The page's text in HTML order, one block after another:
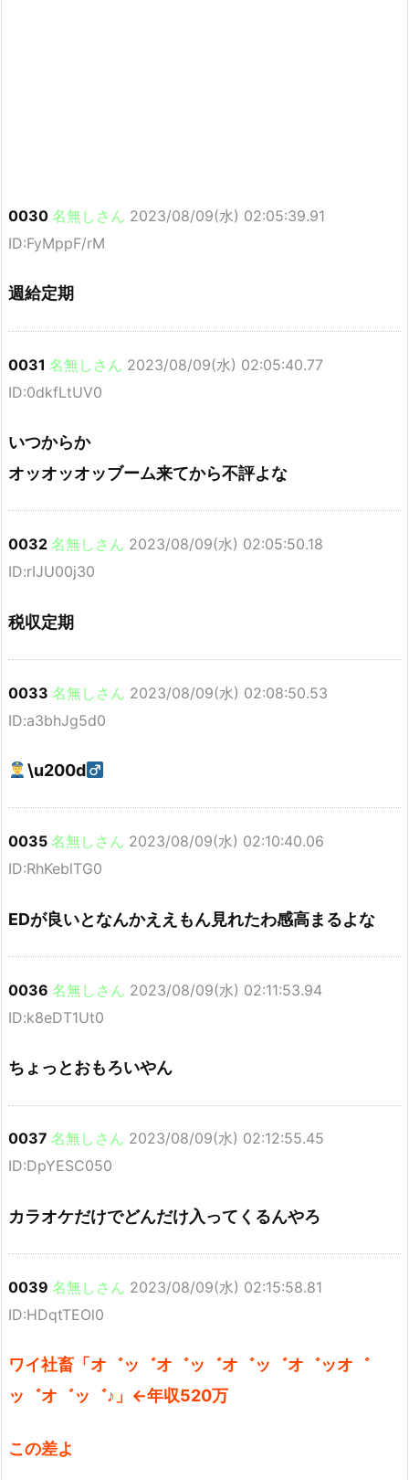
0030 名無しさん 2023/08/09(水) 02:05:39.91
ID:FyMppF/rM
週給定期
0031 名無しさん 2023/08/09(水) 02:05:40.77
ID:0dkfLtUV0
いつからか
オッオッオッブーム来てから不評よな
0032 名無しさん 2023/08/09(水) 02:05:50.18
ID:rIJU00j30
税収定期
0033 名無しさん 2023/08/09(水) 02:08:50.53
ID:a3bhJg5d0
\u200d
0035 名無しさん 2023/08/09(水) 02:10:40.06
ID:RhKeblTG0
EDが良いとなんかええもん見れたわ感高まるよな
0036 名無しさん 2023/08/09(水) 02:11:53.94
ID:k8eDT1Ut0
ちょっとおもろいやん
0037 名無しさん 2023/08/09(水) 02:12:55.45
ID:DpYESC050
カラオケだけでどんだけ入ってくるんやろ
0039 名無しさん 2023/08/09(水) 02:15:58.81
ID:HDqtTEOl0
ワイ社畜「オ゛ッ゛オ゛ッ゛オ゛ッ゛オ゛ッオ゛
ッ゛オ゛ッ゛♪」←年収520万
この差よ